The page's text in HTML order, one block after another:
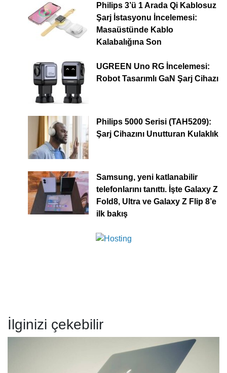
Philips 3’ü 1 Arada Qi Kablosuz
Şarj İstasyonu İncelemesi:
Masaüstünde Kablo
Kalabalığına Son
UGREEN Uno RG İncelemesi:
Robot Tasarımlı GaN Şarj Cihazı
Philips 5000 Serisi (TAH5209):
Şarj Cihazını Unutturan Kulaklık
Samsung, yeni katlanabilir
telefonlarını tanıttı. İşte Galaxy Z
Fold8, Ultra ve Galaxy Z Flip 8’e
ilk bakış
İlginizi çekebilir